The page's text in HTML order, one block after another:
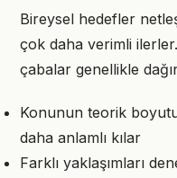
Bireysel hedefler
çok daha verimli
çabalar genellikle
Konunun teorik
daha anlamlı kılar
Farklı yaklaşımları